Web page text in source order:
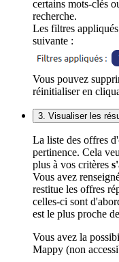
certains mots-clés
recherche.
Les filtres
suivante :
Vous pouvez
réinitialiser en
3. Visualiser les
La liste des offres
pertinence. Cela
plus à vos critères
Vous avez
restitue les offres
celles-ci sont
est le plus proche
Vous avez la
Mappy (non